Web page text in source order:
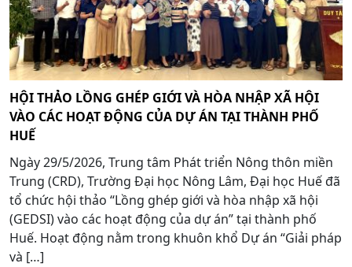
HỘI THẢO LỒNG GHÉP GIỚI VÀ HÒA NHẬP XÃ HỘI
VÀO CÁC HOẠT ĐỘNG CỦA DỰ ÁN TẠI THÀNH PHỐ
HUẾ
Ngày 29/5/2026, Trung tâm Phát triển Nông thôn miền
Trung (CRD), Trường Đại học Nông Lâm, Đại học Huế đã
tổ chức hội thảo “Lồng ghép giới và hòa nhập xã hội
(GEDSI) vào các hoạt động của dự án” tại thành phố
Huế. Hoạt động nằm trong khuôn khổ Dự án “Giải pháp
và […]